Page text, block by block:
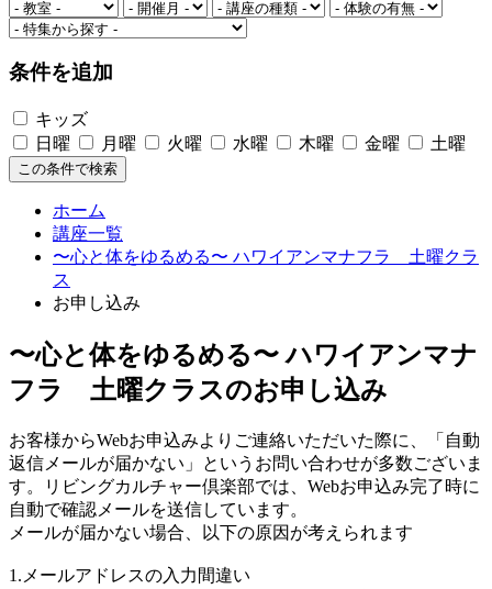
条件を追加
キッズ
日曜
月曜 火曜 水曜 木曜 金曜 土曜
この条件で検索
ホーム
講座一覧
〜心と体をゆるめる〜 ハワイアンマナフラ 土曜クラ
ス
お申し込み
〜心と体をゆるめる〜 ハワイアンマナ
フラ 土曜クラスのお申し込み
お客様からWebお申込みよりご連絡いただいた際に、「自動
返信メールが届かない」というお問い合わせが多数ございま
す。リビングカルチャー倶楽部では、Webお申込み完了時に
自動で確認メールを送信しています。
メールが届かない場合、以下の原因が考えられます
1.メールアドレスの入力間違い